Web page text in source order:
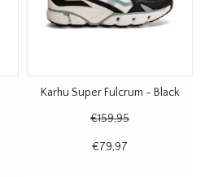
Karhu Super Fulcrum - Black
€159,95
€79,97